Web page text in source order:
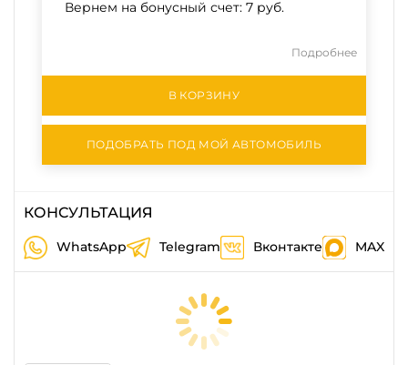
Вернем на бонусный счет: 7 руб.
Подробнее
В КОРЗИНУ
ПОДОБРАТЬ ПОД МОЙ АВТОМОБИЛЬ
КОНСУЛЬТАЦИЯ
WhatsApp Telegram Вконтакте MAX